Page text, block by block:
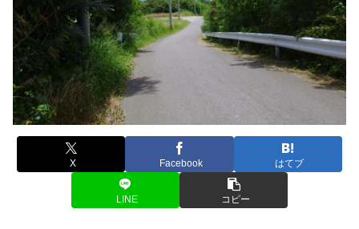
X Facebook はてブ
LINE コピー